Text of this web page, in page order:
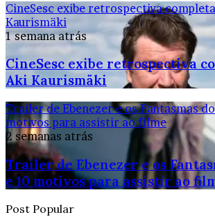
CineSesc exibe retrospectiva
Kaurismäki
1 semana atrás
CineSesc exibe retrospectiva
Aki Kaurismäki
Trailer de Ebenezer e os Fantasmas
motivos para assistir ao filme
2 semanas atrás
Trailer de Ebenezer e os
e 10 motivos para assistir ao
Post Popular